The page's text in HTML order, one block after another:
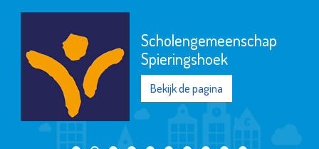
Scholengemeenschap
Spieringshoek
Bekijk de pagina